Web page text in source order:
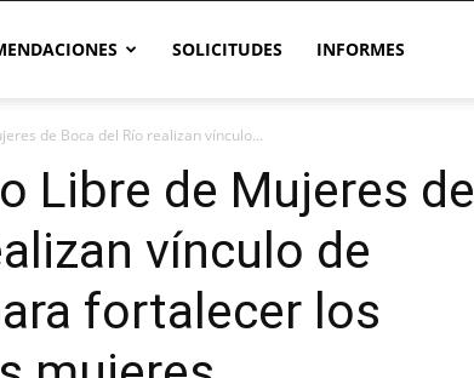
SOLICITUDES INFORMES
de Boca del Río realizan vínculo...
Libre de Mujeres de
vínculo de
fortalecer los